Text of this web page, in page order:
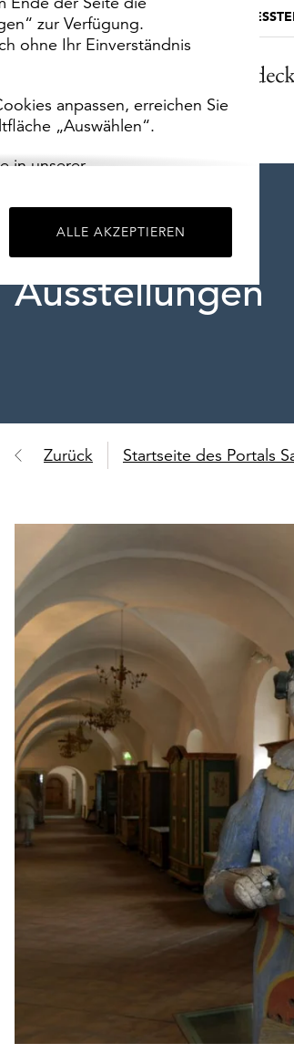
zur Verfügung.
ohne Ihr Einverständnis
anpassen, erreichen Sie
„Auswählen“.
in unserer
ALLE AKZEPTIEREN
MUSEUMSPORTAL DIE
Ausstellungen
Zurück Startseite des Portals